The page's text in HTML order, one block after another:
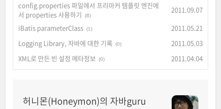
config.properties 파일에서 프리마커 템플릿 엔진에
서 properties 사용하기
(8)
2011.09.07
iBatis parameterClass (1)
2011.05.21
Logging Library, 자바에 대한 기록
(0)
2011.05.03
XML로 만든 빈 설정 메타정보
(0) 2011.04.04
허니몬(Honeymon)의 자바guru